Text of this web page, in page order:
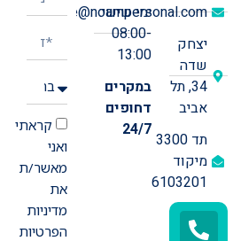
office@noampersonal.com
יצחק
שדה
34, תל
אביב
תד 3300
מיקוד
6103201
ימי שישי:
08:00-
13:00
במקרים
דחופים
24/7
קראתי
ואני
מאשר/ת
את
מדיניות
הפרטיות